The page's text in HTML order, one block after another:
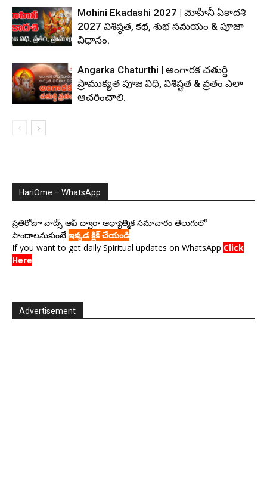
Mohini Ekadashi 2027 | మోహినీ ఏకాదశి
2027 విశిష్ఠత, కథ, శుభ సమయం & పూజా
విధానం.
Angarka Chaturthi | అంగారక చతుర్థి
ప్రాముక్యత పూజ విధి, విశిష్టత & వ్రతం ఎలా
ఆచరించాలి.
HariOme – WhatsApp
ప్రతిరోజూ వాట్స్ ఆప్ ద్వారా ఆధ్యాత్మిక సమాచారం తెలుగులో
పొందాలనుకుంటే ఇక్కడ క్లిక్ చేయండి
If you want to get daily Spiritual updates on WhatsApp Click
Here
Advertisement